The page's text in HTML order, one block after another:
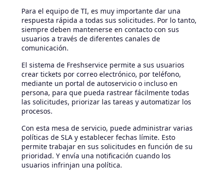
Para el equipo de TI, es muy importante dar una
respuesta rápida a todas sus solicitudes. Por lo tanto,
siempre deben mantenerse en contacto con sus
usuarios a través de diferentes canales de
comunicación.
El sistema de Freshservice permite a sus usuarios
crear tickets por correo electrónico, por teléfono,
mediante un portal de autoservicio o incluso en
persona, para que pueda rastrear fácilmente todas
las solicitudes, priorizar las tareas y automatizar los
procesos.
Con esta mesa de servicio, puede administrar varias
políticas de SLA y establecer fechas límite. Esto
permite trabajar en sus solicitudes en función de su
prioridad. Y envía una notificación cuando los
usuarios infrinjan una política.